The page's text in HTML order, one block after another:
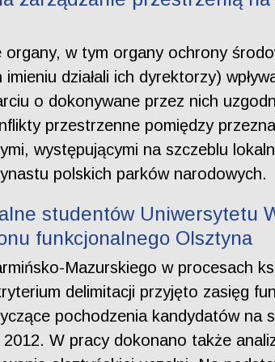
w tym organy ochrony
działali ich dyrektorzy)
o dokonywane przez nich
przestrzenne pomiędzy
występującymi na szczeblu
polskich parków narodowych.
studentów Uniwersytetu
funkcjonalnego Olsztyna
Mazurskiego w procesach
delimitacji przyjęto zasięg
pochodzenia kandydatów na
W pracy dokonano także